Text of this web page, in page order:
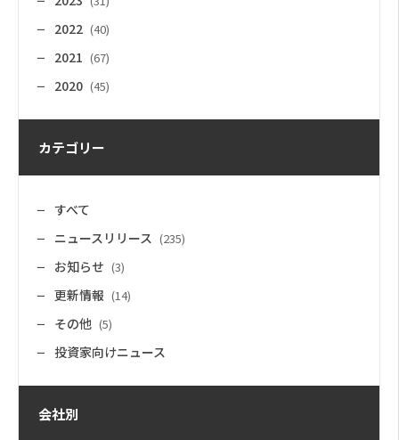
2022 (40)
2021 (67)
2020 (45)
カテゴリー
すべて
ニュースリリース (235)
お知らせ (3)
更新情報 (14)
その他 (5)
投資家向けニュース
会社別